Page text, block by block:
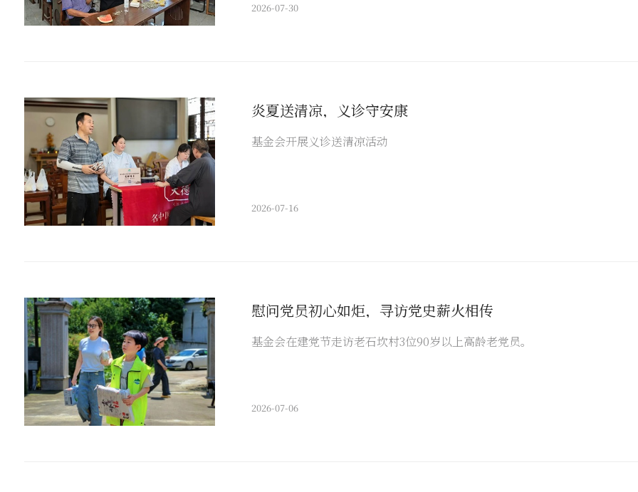
2026-07-30
炎夏送清凉，义诊守安康
基金会开展义诊送清凉活动
2026-07-16
慰问党员初心如炬，寻访党史薪火相传
基金会在建党节走访老石坎村3位90岁以上高龄老党员。
2026-07-06